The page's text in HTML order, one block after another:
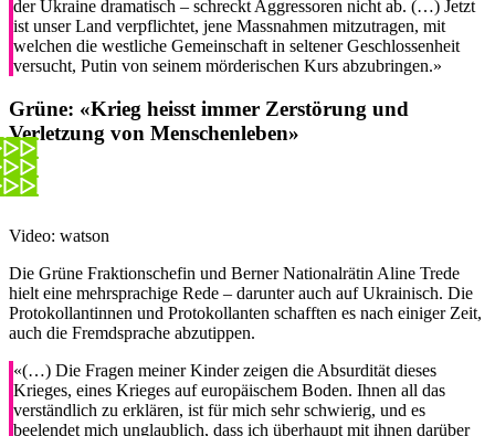
der Ukraine dramatisch – schreckt Aggressoren nicht ab. (…) Jetzt
ist unser Land verpflichtet, jene Massnahmen mitzutragen, mit
welchen die westliche Gemeinschaft in seltener Geschlossenheit
versucht, Putin von seinem mörderischen Kurs abzubringen.»
Grüne: «Krieg heisst immer Zerstörung und
Verletzung von Menschenleben»
Video: watson
Die Grüne Fraktionschefin und Berner Nationalrätin Aline Trede
hielt eine mehrsprachige Rede – darunter auch auf Ukrainisch. Die
Protokollantinnen und Protokollanten schafften es nach einiger Zeit,
auch die Fremdsprache abzutippen.
«(…) Die Fragen meiner Kinder zeigen die Absurdität dieses
Krieges, eines Krieges auf europäischem Boden. Ihnen all das
verständlich zu erklären, ist für mich sehr schwierig, und es
beelendet mich unglaublich, dass ich überhaupt mit ihnen darüber